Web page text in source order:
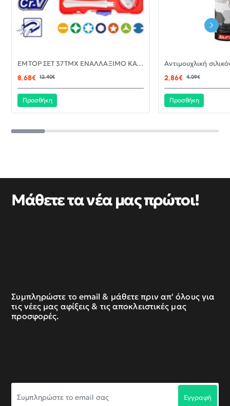
-30%EMTOP ΣΕΤ 37ΤΜΧ ΕΝΑΛΛΑΞΙΜΟ ΚΑΤΣΑΒΙΔΙ ΜΕ ΜΥΤΕΣ EBST03702
8,68€
12,40€
Προσθήκη
2,86€ 4,09€
Προσθήκη
Μάθετε τα νέα μας πρώτοι!
Συμπληρώστε το email & μάθετε πριν απ' όλους για
τις νέες μας αφίξεις & τις αποκλειστικές μας
προσφορές.
το
Εγγραφή